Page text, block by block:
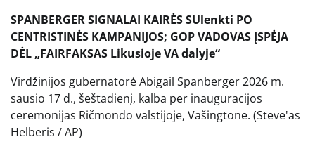
SPANBERGER SIGNALAI KAIRĖS SUlenkti PO
CENTRISTINĖS KAMPANIJOS; GOP VADOVAS ĮSPĖJA
DĖL „FAIRFAKSAS Likusioje VA dalyje“
Virdžinijos gubernatorė Abigail Spanberger 2026 m.
sausio 17 d., šeštadienį, kalba per inauguracijos
ceremonijas Ričmondo valstijoje, Vašingtone. (Steve'as
Helberis / AP)